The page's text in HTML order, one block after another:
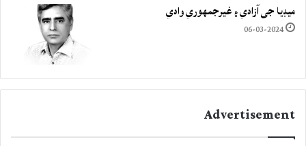
ميڊيا جي آزادي ۽ غيرجمھوري وادي
06-03-2024
Advertisement